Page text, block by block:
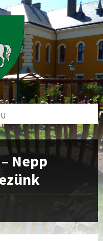
Nepp